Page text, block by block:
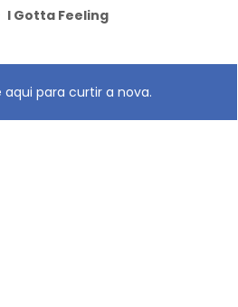
I Gotta Feeling
para curtir a nova.